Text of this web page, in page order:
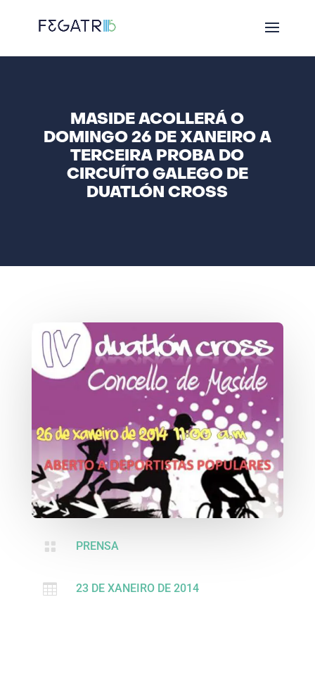
MASIDE ACOLLERÁ O
DOMINGO 26 DE XANEIRO A
TERCEIRA PROBA DO
CIRCUÍTO GALEGO DE
DUATLÓN CROSS
 PRENSA
 23 DE XANEIRO DE 2014